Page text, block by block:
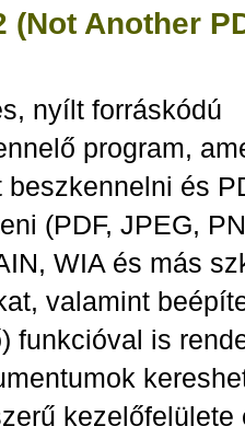
(Not Another
nyílt forráskódú
program,
és
(PDF, JPEG,
WIA és más
valamint
funkcióval is
kezelőfelülete